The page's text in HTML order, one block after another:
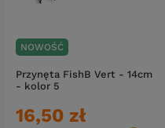
NOWOŚĆ
Przynęta FishB Vert - 14cm
- kolor 5
16,50 zł